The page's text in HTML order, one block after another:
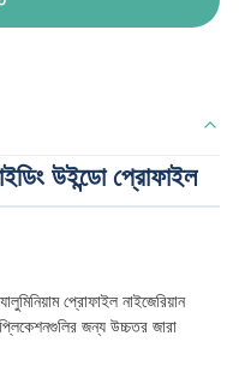
উইন্ডো প্রোফাইল
প্রোফাইল নাইজেরিয়ান
জন্য উচ্চতর জারা